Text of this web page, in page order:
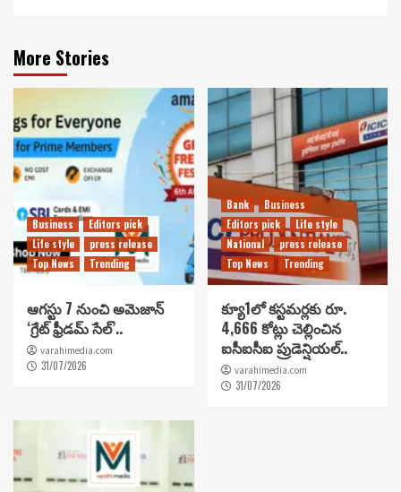
More Stories
Business
Editors pick
Life style
press release
Top News
Trending
ఆగస్టు 7 నుంచి అమెజాన్
‘గ్రేట్ ఫ్రీడమ్ సేల్’..
varahimedia.com
31/07/2026
Bank
Business
Editors pick
Life style
National
press release
Top News
Trending
క్యూ1లో కస్టమర్లకు రూ.
4,666 కోట్లు చెల్లించిన
ఐసీఐసీఐ ప్రుడెన్షియల్..
varahimedia.com
31/07/2026